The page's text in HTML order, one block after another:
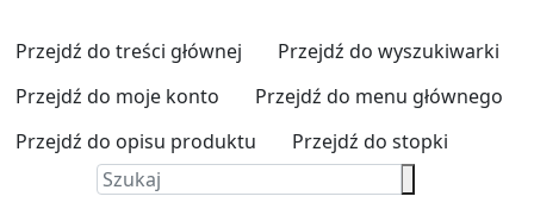
Przejdź do treści głównej
Przejdź do wyszukiwarki
Przejdź do moje konto
Przejdź do menu głównego
Przejdź do opisu produktu
Przejdź do stopki